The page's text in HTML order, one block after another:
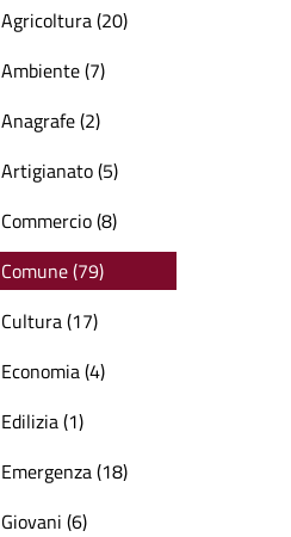
Agricoltura (20)
Ambiente (7)
Anagrafe (2)
Artigianato (5)
Commercio (8)
Comune (79)
Cultura (17)
Economia (4)
Edilizia (1)
Emergenza (18)
Giovani (6)